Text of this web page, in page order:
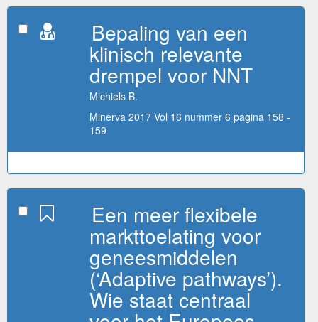
Bepaling van een
klinisch relevante
drempel voor NNT
Michiels B.
Minerva 2017 Vol 16 nummer 6 pagina 158 -
159
Een meer flexibele
markttoelating voor
geneesmiddelen
(‘Adaptive pathways’).
Wie staat centraal